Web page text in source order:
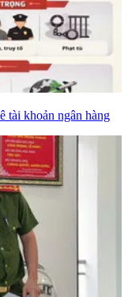
tài khoản ngân hàng